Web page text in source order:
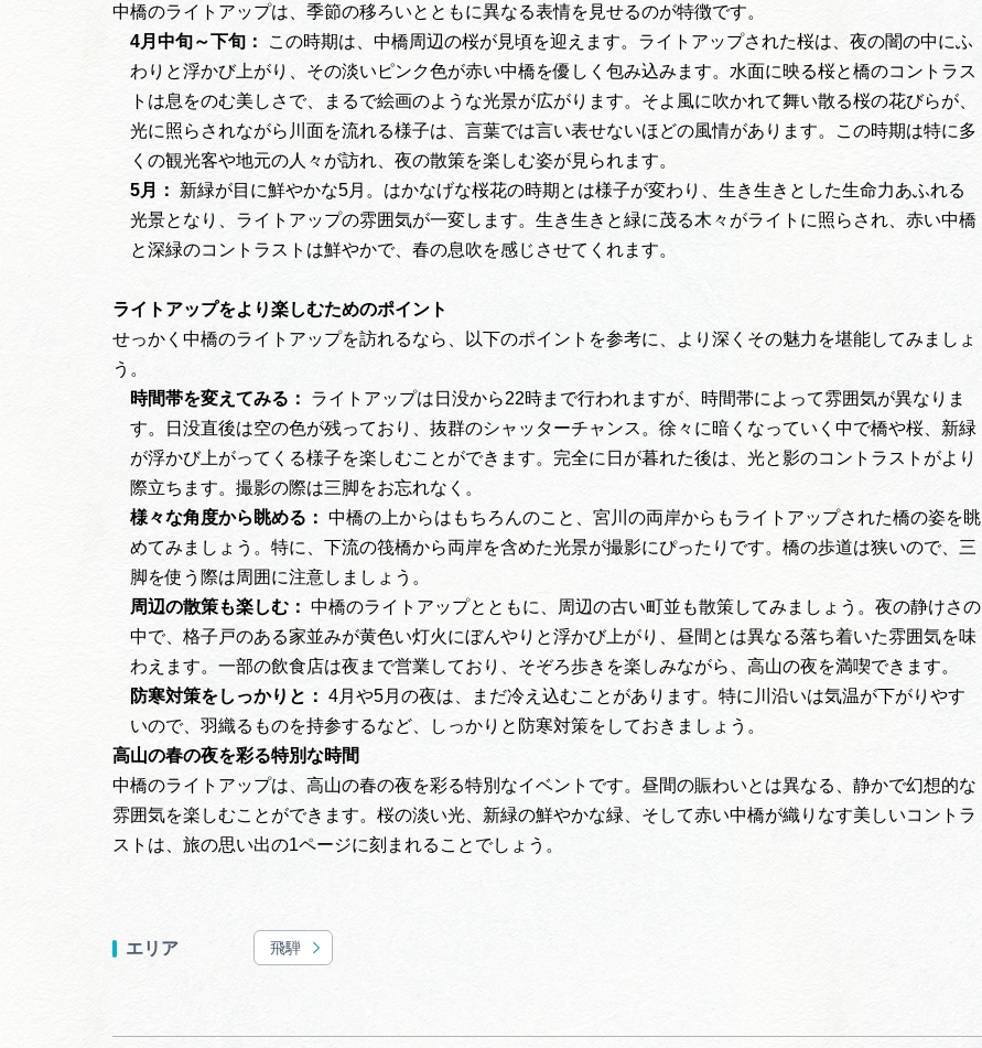
中橋のライトアップは、季節の移ろいとともに異なる表情を見せるのが特徴です。
4月中旬～下旬：
この時期は、中橋周辺の桜が見頃を迎えます。ライトアップされた桜は、夜の闇の中にふ
わりと浮かび上がり、その淡いピンク色が赤い中橋を優しく包み込みます。水面に映る桜と橋のコントラス
トは息をのむ美しさで、まるで絵画のような光景が広がります。そよ風に吹かれて舞い散る桜の花びらが、
光に照らされながら川面を流れる様子は、言葉では言い表せないほどの風情があります。この時期は特に多
くの観光客や地元の人々が訪れ、夜の散策を楽しむ姿が見られます。
5月：
新緑が目に鮮やかな5月。はかなげな桜花の時期とは様子が変わり、生き生きとした生命力あふれる
光景となり、ライトアップの雰囲気が一変します。生き生きと緑に茂る木々がライトに照らされ、赤い中橋
と深緑のコントラストは鮮やかで、春の息吹を感じさせてくれます。
ライトアップをより楽しむためのポイント
せっかく中橋のライトアップを訪れるなら、以下のポイントを参考に、より深くその魅力を堪能してみましょ
う。
時間帯を変えてみる：
ライトアップは日没から22時まで行われますが、時間帯によって雰囲気が異なりま
す。日没直後は空の色が残っており、抜群のシャッターチャンス。徐々に暗くなっていく中で橋や桜、新緑
が浮かび上がってくる様子を楽しむことができます。完全に日が暮れた後は、光と影のコントラストがより
際立ちます。撮影の際は三脚をお忘れなく。
様々な角度から眺める： 中橋の上からはもちろんのこと、宮川の両岸からもライトアップされた橋の姿を眺
めてみましょう。特に、下流の筏橋から両岸を含めた光景が撮影にぴったりです。橋の歩道は狭いので、三
脚を使う際は周囲に注意しましょう。
周辺の散策も楽しむ： 中橋のライトアップとともに、周辺の古い町並も散策してみましょう。夜の静けさの
中で、格子戸のある家並みが黄色い灯火にぼんやりと浮かび上がり、昼間とは異なる落ち着いた雰囲気を味
わえます。一部の飲食店は夜まで営業しており、そぞろ歩きを楽しみながら、高山の夜を満喫できます。
防寒対策をしっかりと： 4月や5月の夜は、まだ冷え込むことがあります。特に川沿いは気温が下がりやす
いので、羽織るものを持参するなど、しっかりと防寒対策をしておきましょう。
高山の春の夜を彩る特別な時間
中橋のライトアップは、高山の春の夜を彩る特別なイベントです。昼間の賑わいとは異なる、静かで幻想的な
雰囲気を楽しむことができます。桜の淡い光、新緑の鮮やかな緑、そして赤い中橋が織りなす美しいコントラ
ストは、旅の思い出の1ページに刻まれることでしょう。
エリア 飛騨